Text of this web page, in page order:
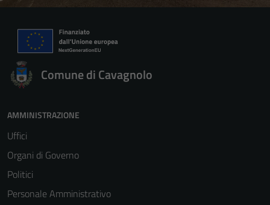
Comune di Cavagnolo
AMMINISTRAZIONE
Uffici
Organi di Governo
Politici
Personale Amministrativo